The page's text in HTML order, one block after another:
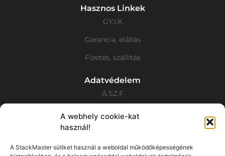
A webhely cookie-kat
használ!
A StackMaster sütiket használ a weboldal működőképességének
Hasznos Linkek
GY.I.K
Garancia, elállás
Fizetés, szállítás
Adatvédelem
Á.SZ.F
Adatvédelmi Nyilatkozat
Cookie tájékoztató
Elérhetőségek